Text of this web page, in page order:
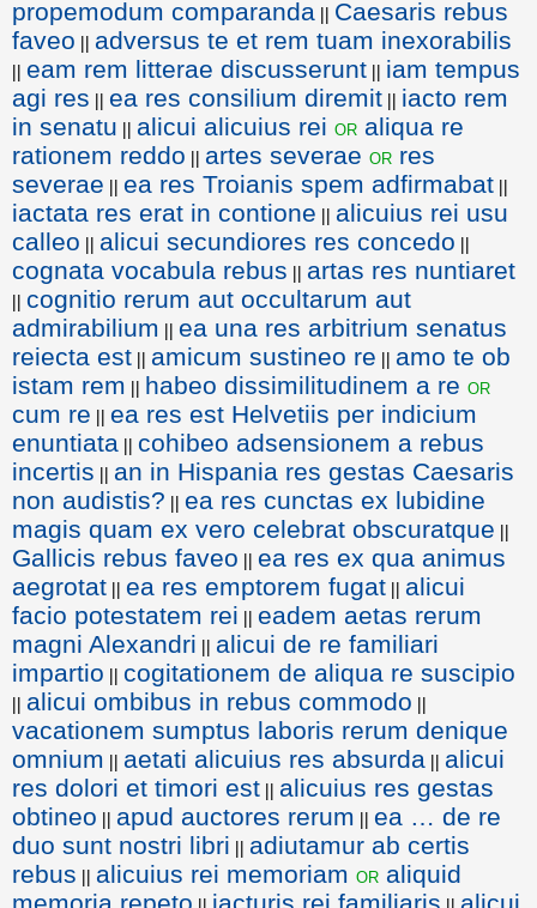
propemodum comparanda || Caesaris rebus
faveo || adversus te et rem tuam inexorabilis
|| eam rem litterae discusserunt || iam tempus
agi res || ea res consilium diremit || iacto rem
in senatu || alicui alicuius rei or aliqua re
rationem reddo || artes severae or res
severae || ea res Troianis spem adfirmabat ||
iactata res erat in contione || alicuius rei usu
calleo || alicui secundiores res concedo ||
cognata vocabula rebus || artas res nuntiaret
|| cognitio rerum aut occultarum aut
admirabilium || ea una res arbitrium senatus
reiecta est || amicum sustineo re || amo te ob
istam rem || habeo dissimilitudinem a re or
cum re || ea res est Helvetiis per indicium
enuntiata || cohibeo adsensionem a rebus
incertis || an in Hispania res gestas Caesaris
non audistis? || ea res cunctas ex lubidine
magis quam ex vero celebrat obscuratque ||
Gallicis rebus faveo || ea res ex qua animus
aegrotat || ea res emptorem fugat || alicui
facio potestatem rei || eadem aetas rerum
magni Alexandri || alicui de re familiari
impartio || cogitationem de aliqua re suscipio
|| alicui ombibus in rebus commodo ||
vacationem sumptus laboris rerum denique
omnium || aetati alicuius res absurda || alicui
res dolori et timori est || alicuius res gestas
obtineo || apud auctores rerum || ea … de re
duo sunt nostri libri || adiutamur ab certis
rebus || alicuius rei memoriam or aliquid